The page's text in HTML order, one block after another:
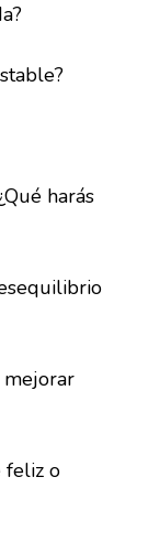
harás
mejorar
feliz o